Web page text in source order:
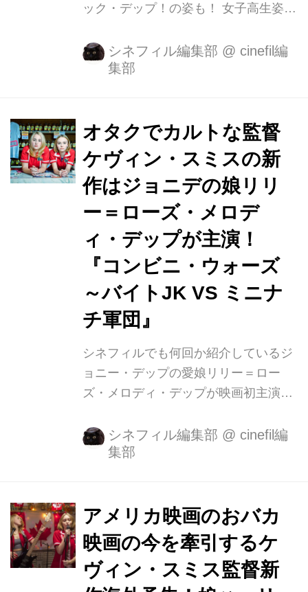
ック・デップ！の姿も！ 女子高生姿で
ぶっ飛び予告がついに公開！ ジョニ
ー・デップの愛娘リリー＝ローズ・メ
ニ・ウォーズ～バイトJK VS ミニナチ
軍団～』の邦題で7月1日（土）より新
宿シネマカリテほか全国順次公開が決
定致しました！ ジョニー・デップとヴ
ァネッサ・パラディの娘リリー＝ロー
ズ・メロディ・デップが映画初主演を
務め、やる気のないコンビニバイト店
員コリーン・コレットを演じ、親友で
同じコンビニでバイトする...
シネフィル編集部 @ cinefil編
集部
オタクでカルトな監督
ケヴィン・スミスの新
作はジョニデの娘リリ
ー＝ローズ・メロデ
ィ・デップが主演！
『コンビニ・ウォーズ
～バイトJK VS ミニナ
チ軍団』
シネフィルでも何回か紹介しているジ
ョニー・デップの愛娘リリー＝ロー
ズ・メロディ・デップが映画初主演を
『コンビニ・ウォーズ～バイトJK VS
ミニナチ軍団～』の邦題で7月1日より
ネッサ・パラディの娘で話題を集める
リリー＝ローズ・メロディ・デップが
映画初主演を務め、やる気のないコン
ビニバイト店員コリーン・コレットを
シネフィル編集部 @ cinefil編
集部
アメリカ映画のおバカ
映画の今を牽引するケ
ヴィン・スミス監督新